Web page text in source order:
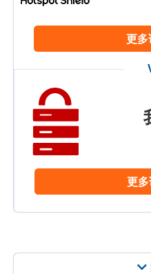
更多
更